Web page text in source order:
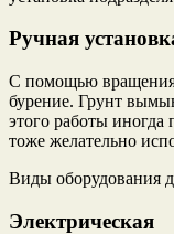
Ручная
С помощью вращения
бурение. Грунт
этого работы иногда
тоже желательно
Виды оборудования
Электрическая